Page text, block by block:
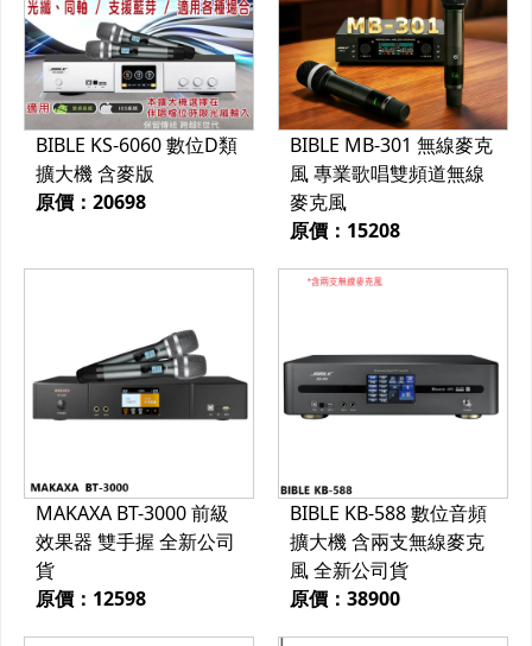
BIBLE KS-6060 數位D類
擴大機 含麥版
原價：20698
BIBLE MB-301 無線麥克
風 專業歌唱雙頻道無線
麥克風
原價：15208
MAKAXA BT-3000 前級
效果器 雙手握 全新公司
貨
原價：12598
BIBLE KB-588 數位音頻
擴大機 含兩支無線麥克
風 全新公司貨
原價：38900